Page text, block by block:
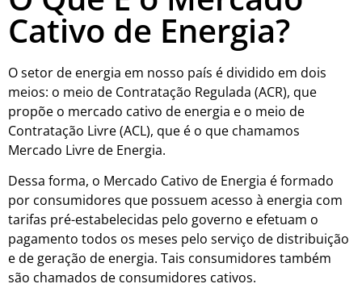
Cativo de Energia?
O setor de energia em nosso país é dividido em dois
meios: o meio de Contratação Regulada (ACR), que
propõe o mercado cativo de energia e o meio de
Contratação Livre (ACL), que é o que chamamos
Mercado Livre de Energia.
Dessa forma, o Mercado Cativo de Energia é formado
por consumidores que possuem acesso à energia com
tarifas pré-estabelecidas pelo governo e efetuam o
pagamento todos os meses pelo serviço de distribuição
e de geração de energia. Tais consumidores também
são chamados de consumidores cativos.